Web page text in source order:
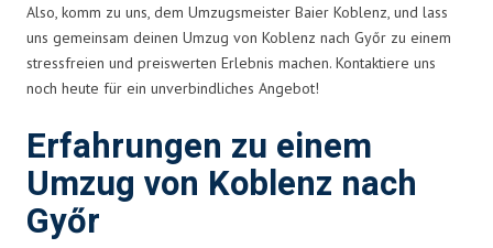
Also, komm zu uns, dem Umzugsmeister Baier Koblenz, und lass
uns gemeinsam deinen Umzug von Koblenz nach Győr zu einem
stressfreien und preiswerten Erlebnis machen. Kontaktiere uns
noch heute für ein unverbindliches Angebot!
Erfahrungen zu einem
Umzug von Koblenz nach
Győr